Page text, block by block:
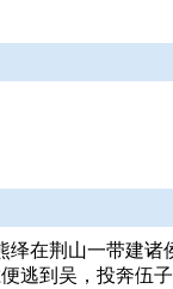
在荆山一带建诸
逃到吴，投奔伍